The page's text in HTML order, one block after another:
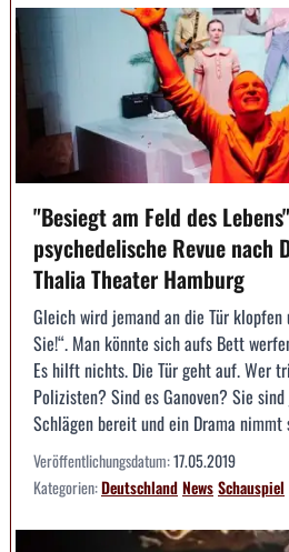
"Besiegt am Feld des
psychedelische Revue nach
Thalia Theater Hamburg
Gleich wird jemand an die Tür
Sie!“. Man könnte sich aufs Bett
Es hilft nichts. Die Tür geht auf. Wer
Polizisten? Sind es Ganoven? Sie
Schlägen bereit und ein Drama nimmt
Veröffentlichungsdatum:17.05.2019
Kategorien:DeutschlandNewsSchauspiel